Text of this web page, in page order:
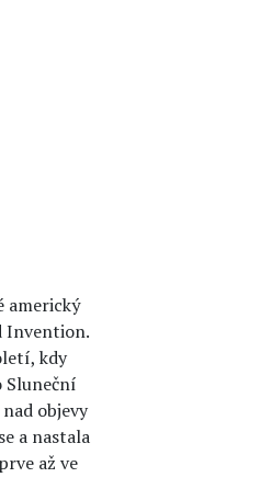
americký
Invention.
kdy
Sluneční
objevy
a nastala
až ve